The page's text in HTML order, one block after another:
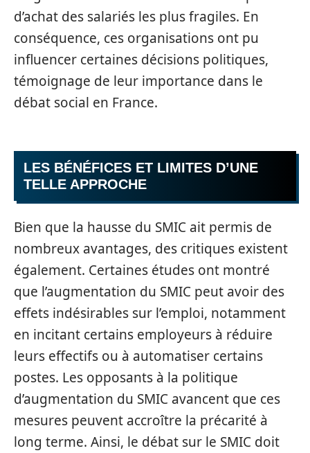
d’achat des salariés les plus fragiles. En
conséquence, ces organisations ont pu
influencer certaines décisions politiques,
témoignage de leur importance dans le
débat social en France.
LES BÉNÉFICES ET LIMITES D’UNE
TELLE APPROCHE
Bien que la hausse du SMIC ait permis de
nombreux avantages, des critiques existent
également. Certaines études ont montré
que l’augmentation du SMIC peut avoir des
effets indésirables sur l’emploi, notamment
en incitant certains employeurs à réduire
leurs effectifs ou à automatiser certains
postes. Les opposants à la politique
d’augmentation du SMIC avancent que ces
mesures peuvent accroître la précarité à
long terme. Ainsi, le débat sur le SMIC doit